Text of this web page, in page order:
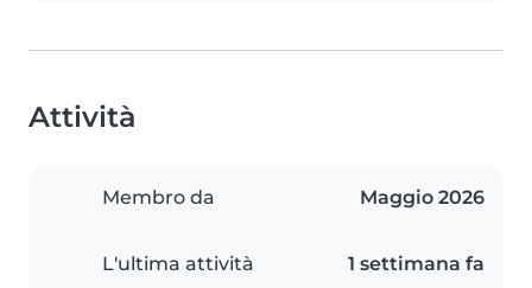
Attività
Membro da Maggio 2026
L'ultima attività 1 settimana fa